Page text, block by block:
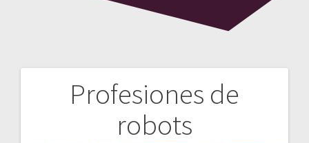
Profesiones de
robots
Navegación